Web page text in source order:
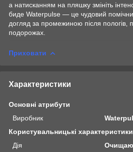
а натисканням на пляшку змініть
биде Waterpulse — це чудовий
догляд за промежиною після пологів,
подорожах.
Приховати
Характеристики
Основні атрибути
Виробник
Користувальницькі характеристики
Дія